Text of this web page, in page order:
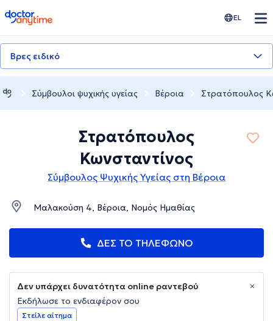
doctoranytime EL
Βρες ειδικό
Σύμβουλοι ψυχικής υγείας Βέροια Στρατόπουλος
Στρατόπουλος
Κωνσταντίνος
Σύμβουλος Ψυχικής Υγείας στη Βέροια
Μαλακούση 4, Βέροια, Νομός Ημαθίας
ΔΕΣ ΤΟ ΤΗΛΕΦΩΝΟ
Δεν υπάρχει δυνατότητα online ραντεβού
Εκδήλωσε το ενδιαφέρον σου
Στείλε αίτημα